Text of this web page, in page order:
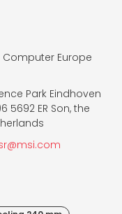
Computer Europe
Park Eindhoven
5692 ER Son, the